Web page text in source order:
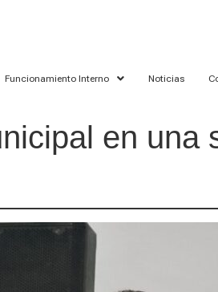
Funcionamiento Interno Noticias
en una